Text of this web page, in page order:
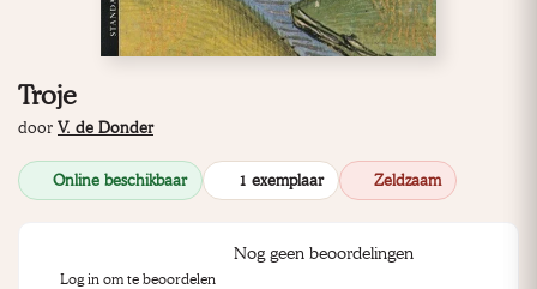
Troje
door V. de Donder
Online beschikbaar 1 exemplaar Zeldzaam
Nog geen beoordelingen
Log in om te beoordelen